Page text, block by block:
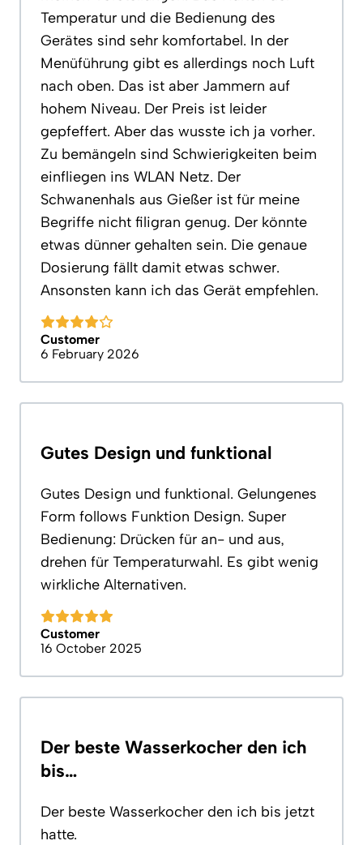
Temperatur und die Bedienung des
Gerätes sind sehr komfortabel. In der
Menüführung gibt es allerdings noch Luft
nach oben. Das ist aber Jammern auf
hohem Niveau. Der Preis ist leider
gepfeffert. Aber das wusste ich ja vorher.
Zu bemängeln sind Schwierigkeiten beim
einfliegen ins WLAN Netz. Der
Schwanenhals aus Gießer ist für meine
Begriffe nicht filigran genug. Der könnte
etwas dünner gehalten sein. Die genaue
Dosierung fällt damit etwas schwer.
Ansonsten kann ich das Gerät empfehlen.
Customer
6 February 2026
Gutes Design und funktional
Gutes Design und funktional. Gelungenes
Form follows Funktion Design. Super
Bedienung: Drücken für an- und aus,
drehen für Temperaturwahl. Es gibt wenig
wirkliche Alternativen.
Customer
16 October 2025
Der beste Wasserkocher den ich
bis…
Der beste Wasserkocher den ich bis jetzt
hatte.